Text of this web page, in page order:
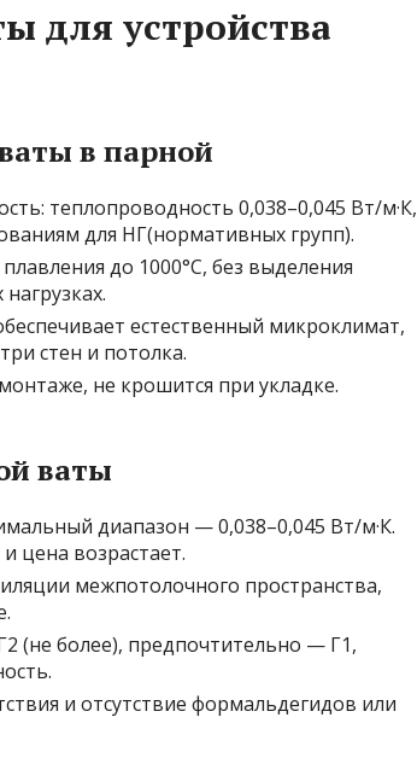
для устройства
в парной
теплопроводность 0,038–0,045 Вт/м·К,
для НГ(нормативных групп).
до 1000°C, без выделения
естественный микроклимат,
стен и потолка.
не крошится при укладке.
ваты
диапазон — 0,038–0,045 Вт/м·К.
цена возрастает.
межпотолочного пространства,
(не более), предпочтительно — Г1,
и отсутствие формальдегидов или